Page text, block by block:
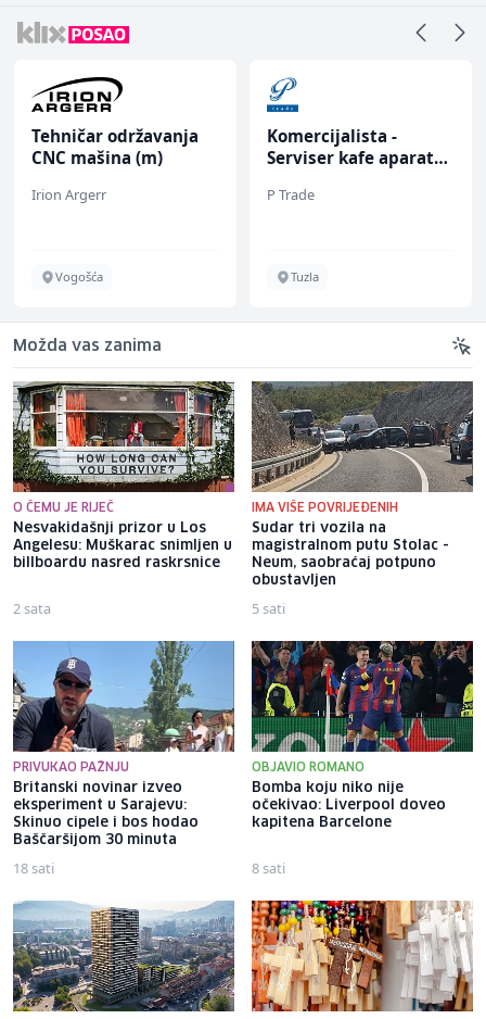
Tehničar održavanja
CNC mašina (m)
Irion Argerr
Vogošća
Komercijalista -
Serviser kafe aparata
P Trade
Tuzla
Možda vas zanima
O ČEMU JE RIJEČ
Nesvakidašnji prizor u Los
Angelesu: Muškarac snimljen u
billboardu nasred raskrsnice
2 sata
IMA VIŠE POVRIJEĐENIH
Sudar tri vozila na
magistralnom putu Stolac -
Neum, saobraćaj potpuno
obustavljen
5 sati
PRIVUKAO PAŽNJU
Britanski novinar izveo
eksperiment u Sarajevu:
Skinuo cipele i bos hodao
Baščaršijom 30 minuta
18 sati
OBJAVIO ROMANO
Bomba koju niko nije
očekivao: Liverpool doveo
kapitena Barcelone
8 sati